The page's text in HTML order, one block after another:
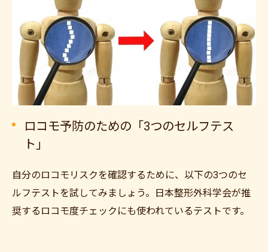
ロコモ予防のための「3つのセルフテス
ト」
自分のロコモリスクを確認するために、以下の3つのセ
ルフテストを試してみましょう。日本整形外科学会が推
奨するロコモ度チェックにも使われているテストです。